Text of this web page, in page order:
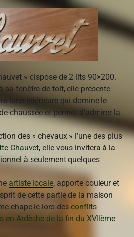
» dispose de 2 lits 90×200.
sa fenêtre de toit, elle présente
lune intérieure qui domine le
chaussée et permet d’admirer la
des « chevaux » l’une des plus
Chauvet, elle vous invitera à la
à seulement quelques
artiste locale, apporte couleur et
de cette partie de la maison
chapelle lors des conflits
Ardèche de la fin du XVIIème